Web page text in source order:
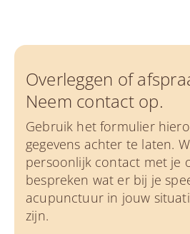
Overleggen of
Neem contact op.
Gebruik het formulier
gegevens achter te laten.
persoonlijk contact met je
bespreken wat er bij je
acupunctuur in jouw
zijn.